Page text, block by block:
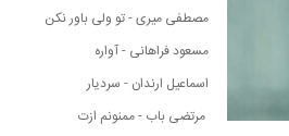
مصطفی میری - تو ولی باور نکن
مسعود فراهانی - آواره
اسماعیل ارندان - سردیار
مرتضی باب - ممنونم ازت